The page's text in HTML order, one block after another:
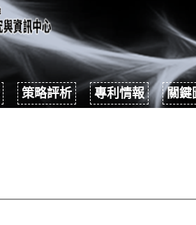
策略評析 專利情報 關鍵